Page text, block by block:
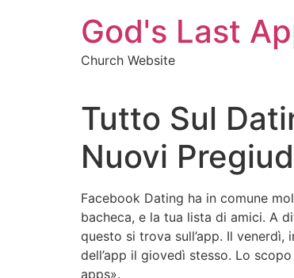
God's Last
Church Website
Tutto Sul
Nuovi
Facebook Dating ha in comune
bacheca, e la tua lista di amici. A
questo si trova sull’app. Il
dell’app il giovedì stesso. Lo
apps».